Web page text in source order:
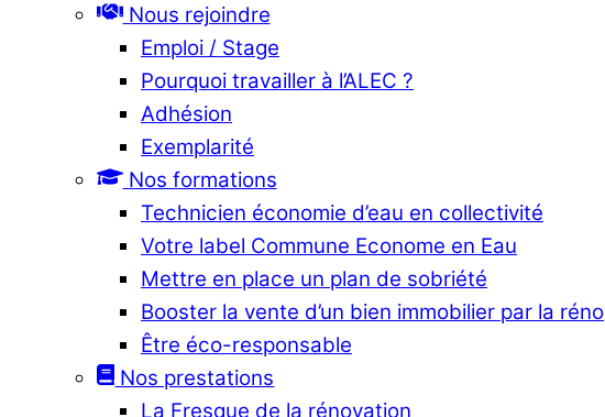
Nous rejoindre
Emploi / Stage
Pourquoi travailler à l’ALEC ?
Adhésion
Exemplarité
Nos formations
Technicien économie d’eau en collectivité
Votre label Commune Econome en Eau
Mettre en place un plan de sobriété
Booster la vente d’un bien immobilier par la réno
Être éco-responsable
Nos prestations
La Fresque de la rénovation